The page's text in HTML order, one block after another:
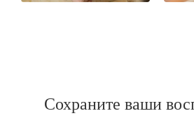
Сохраните ваши